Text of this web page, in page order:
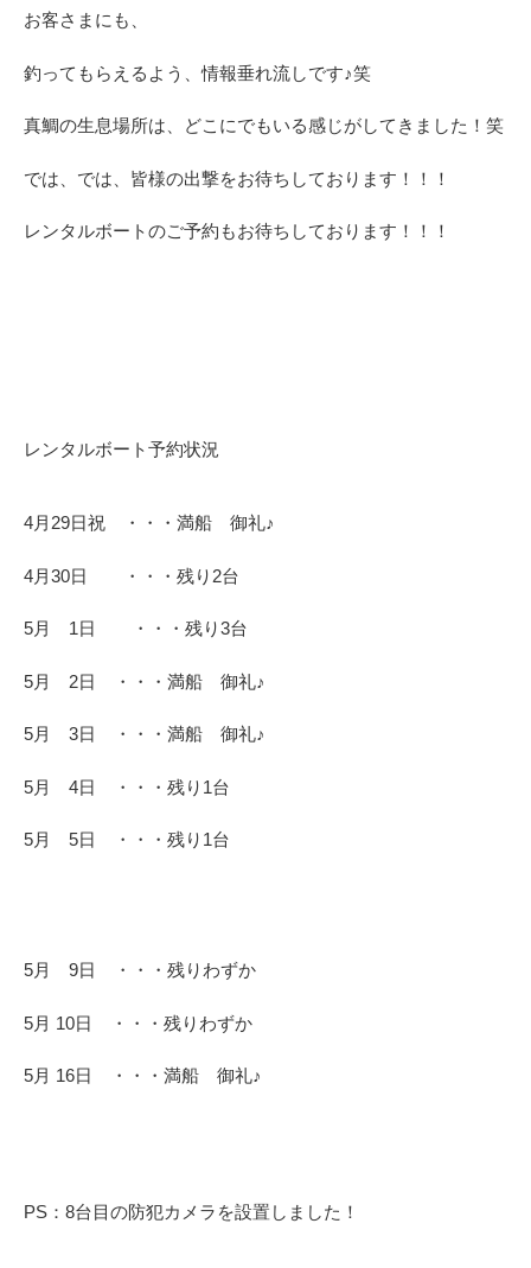
お客さまにも、
釣ってもらえるよう、情報垂れ流しです♪笑
真鯛の生息場所は、どこにでもいる感じがしてきました！笑
では、では、皆様の出撃をお待ちしております！！！
レンタルボートのご予約もお待ちしております！！！
レンタルボート予約状況
4月29日祝 ・・・満船 御礼♪
4月30日 ・・・残り2台
5月 1日 ・・・残り3台
5月 2日 ・・・満船 御礼♪
5月 3日 ・・・満船 御礼♪
5月 4日 ・・・残り1台
5月 5日 ・・・残り1台
5月 9日 ・・・残りわずか
5月 10日 ・・・残りわずか
5月 16日 ・・・満船 御礼♪
PS：8台目の防犯カメラを設置しました！